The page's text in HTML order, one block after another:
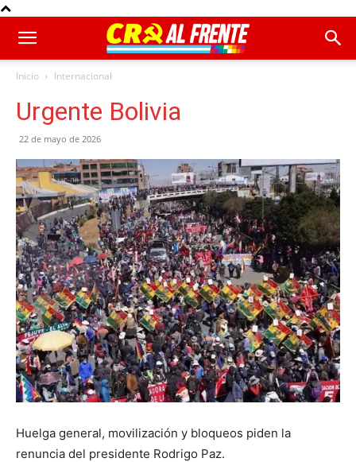
Inicio Internacional
Urgente Bolivia
22 de mayo de 2026
Huelga general, movilización y bloqueos piden la
renuncia del presidente Rodrigo Paz.